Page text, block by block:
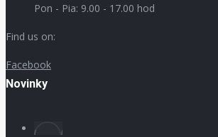
Pon - Pia: 9.00 - 17.00 hod
Find us on:
Facebook
Novinky